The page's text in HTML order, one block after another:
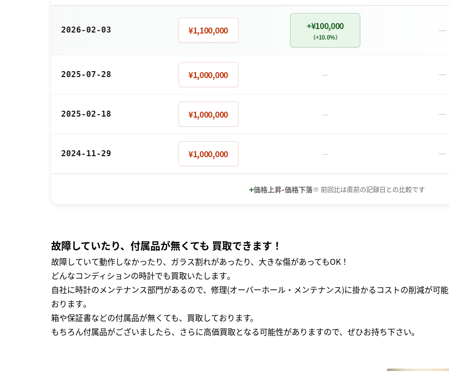
2026-02-03 ¥1,100,000 +¥100,000
（+10.0%） －
2025-07-28 ¥1,000,000 － －
2025-02-18 ¥1,000,000 － －
2024-11-29 ¥1,000,000 － －
+価格上昇-価格下落※ 前回比は直前の記録日との比較です
故障していたり、付属品が無くても 買取できます！
故障していて動作しなかったり、ガラス割れがあったり、大きな傷があってもOK！
どんなコンディションの時計でも買取いたします｡
自社に時計のメンテナンス部門があるので、修理(オーバーホール・メンテナンス)に掛かるコストの削減が可
おります｡
箱や保証書などの付属品が無くても、買取しております。
もちろん付属品がございましたら、さらに高価買取となる可能性がありますので、ぜひお持ち下さい｡